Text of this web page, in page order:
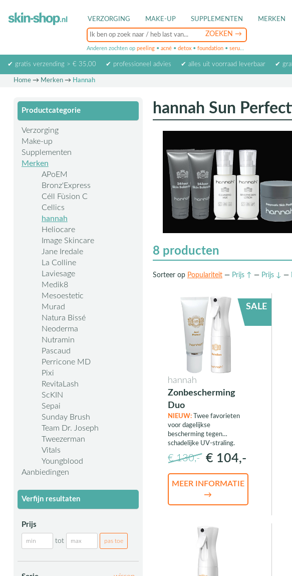
VERZORGING MAKE-UP SUPPLEMENTEN MERKEN
Anderen zochten op peeling • acné • detox • foundation • serum
✔ gratis verzending > € 35,00 ✔ professioneel advies ✔ alles uit voorraad leverbaar ✔
Home→ Merken→ Hannah
Productcategorie
Verzorging
Make-up
Supplementen
Merken
APoEM
Bronz'Express
Céll Fùsion C
Cellics
hannah
Heliocare
Image Skincare
Jane Iredale
La Colline
Laviesage
Medik8
Mesoestetic
Murad
Natura Bissé
Neoderma
Nutramin
Pascaud
Perricone MD
Pixi
RevitaLash
ScKIN
Sepai
Sunday Brush
Team Dr. Joseph
Tweezerman
Vitals
Youngblood
Aanbiedingen
Verfijn resultaten
Prijs
tot
hannah Sun
8 producten
Sorteer op Populariteit— Prijs ↑ — Prijs ↓ —
SALE
hannah
Zonbescherming
Duo
NIEUW:Twee favorieten
voor dagelijkse
bescherming tegen
schadelijke UV-straling.
€ 130,- € 104,-
MEER INFORMATIE
→